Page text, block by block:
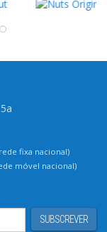
fixa nacional)
móvel nacional)
SUBSCREVER